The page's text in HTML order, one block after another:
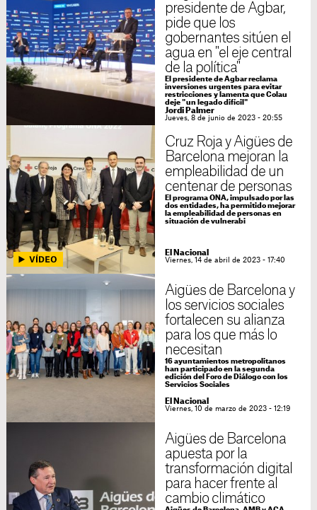
presidente de Agbar,
pide que los
gobernantes sitúen el
agua en "el eje central
de la política"
El presidente de Agbar reclama
inversiones urgentes para evitar
restricciones y lamenta que Colau
deje "un legado difícil"
Jordi Palmer
Jueves, 8 de junio de 2023 - 20:55
Cruz Roja y Aigües de
Barcelona mejoran la
empleabilidad de un
centenar de personas
El programa ONA, impulsado por las
dos entidades, ha permitido mejorar
la empleabilidad de personas en
situación de vulnerabi
El Nacional
Viernes, 14 de abril de 2023 - 17:40
Aigües de Barcelona y
los servicios sociales
fortalecen su alianza
para los que más lo
necesitan
16 ayuntamientos metropolitanos
han participado en la segunda
edición del Foro de Diálogo con los
Servicios Sociales
El Nacional
Viernes, 10 de marzo de 2023 - 12:19
Aigües de Barcelona
apuesta por la
transformación digital
para hacer frente al
cambio climático